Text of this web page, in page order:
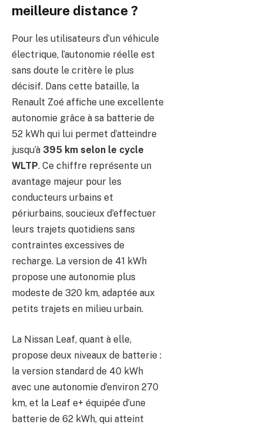
meilleure distance ?
Pour les utilisateurs d’un véhicule
électrique, l’autonomie réelle est
sans doute le critère le plus
décisif. Dans cette bataille, la
Renault Zoé affiche une excellente
autonomie grâce à sa batterie de
52 kWh qui lui permet d’atteindre
jusqu’à 395 km selon le cycle
WLTP. Ce chiffre représente un
avantage majeur pour les
conducteurs urbains et
périurbains, soucieux d’effectuer
leurs trajets quotidiens sans
contraintes excessives de
recharge. La version de 41 kWh
propose une autonomie plus
modeste de 320 km, adaptée aux
petits trajets en milieu urbain.
La Nissan Leaf, quant à elle,
propose deux niveaux de batterie :
la version standard de 40 kWh
avec une autonomie d’environ 270
km, et la Leaf e+ équipée d’une
batterie de 62 kWh, qui atteint